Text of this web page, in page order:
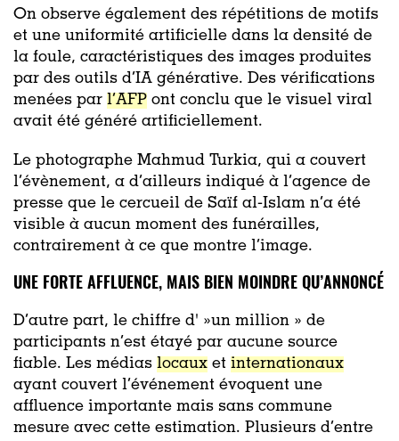
On observe également des répétitions de motifs
et une uniformité artificielle dans la densité de
la foule, caractéristiques des images produites
par des outils d’IA générative. Des vérifications
menées par l’AFP ont conclu que le visuel viral
avait été généré artificiellement.
Le photographe Mahmud Turkia, qui a couvert
l’évènement, a d’ailleurs indiqué à l’agence de
presse que le cercueil de Saïf al-Islam n’a été
visible à aucun moment des funérailles,
contrairement à ce que montre l’image.
UNE FORTE AFFLUENCE, MAIS BIEN MOINDRE QU’ANNONCÉ
D’autre part, le chiffre d' »un million » de
participants n’est étayé par aucune source
fiable. Les médias locaux et internationaux
ayant couvert l’événement évoquent une
affluence importante mais sans commune
mesure avec cette estimation. Plusieurs d’entre